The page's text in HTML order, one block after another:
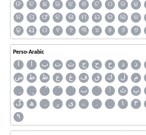
ଙ
ଚ ଛ ଜ ଝ ଞ ଟ ଠ ଡ ଢ
ନ
ପ ଫ ବ ଭ ମ ଯ ର ଲ ଳ
ଢ଼
ୟ ୦ ୧ ୨ ୩ ୪ ୫ ୬ ୭
Perso-Arabic
آ ا ب ت ث ج ح خ د ذ
ض
ط ظ ع غ ف ق ك ل م
ٮ
ٲ ٹ پ
گ
ھ ہ ۄ ی ے ۔ ۱ ۳
۹